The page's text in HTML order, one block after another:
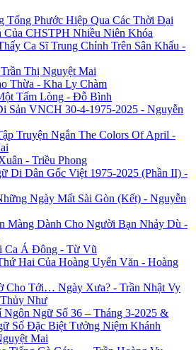
Tống Phước Hiệp Qua Các Thời Đại
Của CHSTPH Nhiều Niên Khóa
Ca Sĩ Trung Chỉnh Trên Sân Khấu -
Thị Nguyệt Mai
Thừa - Kha Ly Chàm
Tấm Lòng - Đỗ Bình
Sản VNCH 30-4-1975-2025 - Nguyễn
Truyện Ngắn The Colors Of April -
- Triều Phong
Di Dân Gốc Việt 1975-2025 (Phần II) -
Ngày Mất Sài Gòn (Kết) - Nguyễn
Màng Dành Cho Người Bạn Nhảy Dù -
Ca Á Đông - Từ Vũ
Hai Của Hoàng Uyển Văn - Hoàng
Cho Tới… Ngày Xưa? - Trần Nhật Vy
Như
Ngữ Số 36 – Tháng 3-2025 &
Số Đặc Biệt Tưởng Niệm Khánh
Mai